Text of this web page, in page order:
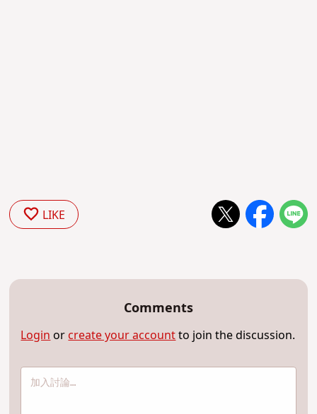
LIKE
Comments
Loginorcreate your accountto join the discussion.